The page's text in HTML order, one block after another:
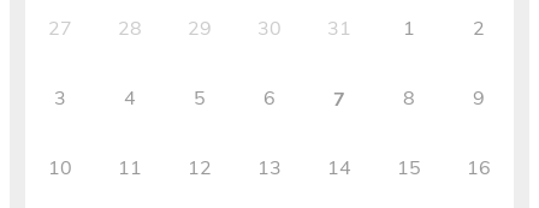
27 28 29 30 31 1 2
3 4 5 6 7 8 9
10 11 12 13 14 15 16